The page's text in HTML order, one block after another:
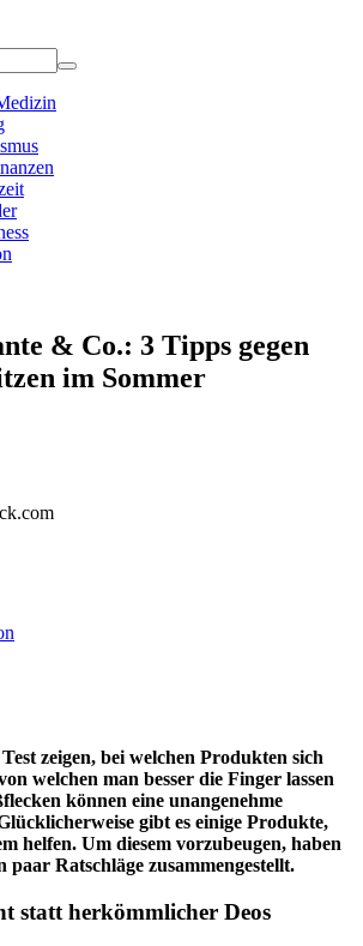
& Co.: 3 Tipps gegen
im Sommer
zeigen, bei welchen Produkten sich
welchen man besser die Finger lassen
können eine unangenehme
gibt es einige Produkte,
helfen. Um diesem vorzubeugen, haben
paar Ratschläge zusammengestellt.
statt herkömmlicher Deos